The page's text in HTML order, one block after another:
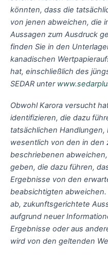
könnten, dass die
von jenen abweichen, die
Aussagen zum Ausdruck
finden Sie in den
kanadischen
hat, einschließlich des
SEDAR unter
Obwohl Karora versucht
identifizieren, die dazu
tatsächlichen
wesentlich von den in den
beschriebenen
geben, die dazu führen,
Ergebnisse von den
beabsichtigten
ab, zukunftsgerichtete
aufgrund neuer
Ergebnisse oder aus
wird von den geltenden